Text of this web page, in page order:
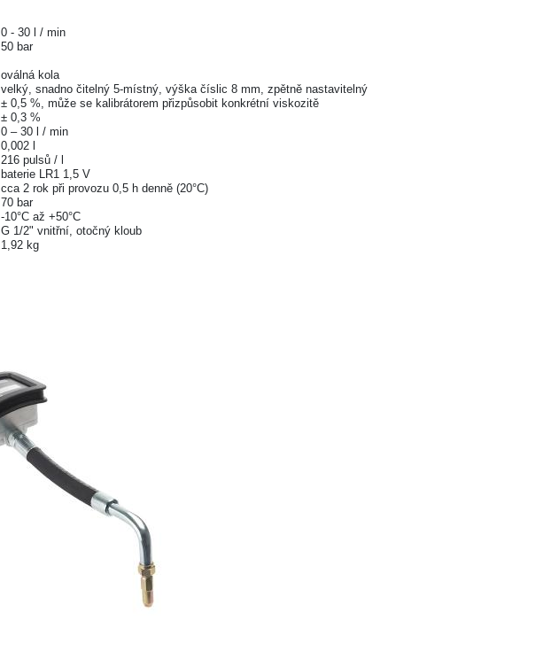
0 - 30 l / min
50 bar
oválná kola
velký, snadno čitelný 5-místný, výška číslic 8 mm, zpětně nastavitelný
± 0,5 %, může se kalibrátorem přizpůsobit konkrétní viskozitě
± 0,3 %
0 – 30 l / min
0,002 l
216 pulsů / l
baterie LR1 1,5 V
cca 2 rok při provozu 0,5 h denně (20°C)
70 bar
-10°C až +50°C
G 1/2" vnitřní, otočný kloub
1,92 kg